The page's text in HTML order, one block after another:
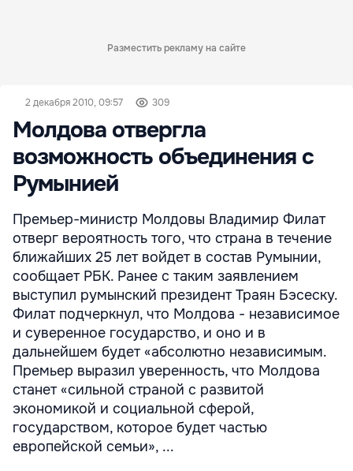
Разместить рекламу на сайте
2 декабря 2010, 09:57 309
Молдова отвергла
возможность объединения с
Румынией
Премьер-министр Молдовы Владимир Филат
отверг вероятность того, что страна в течение
ближайших 25 лет войдет в состав Румынии,
сообщает РБК. Ранее с таким заявлением
выступил румынский президент Траян Бэсеску.
Филат подчеркнул, что Молдова - независимое
и суверенное государство, и оно и в
дальнейшем будет «абсолютно независимым.
Премьер выразил уверенность, что Молдова
станет «сильной страной с развитой
экономикой и социальной сферой,
государством, которое будет частью
европейской семьи», ...